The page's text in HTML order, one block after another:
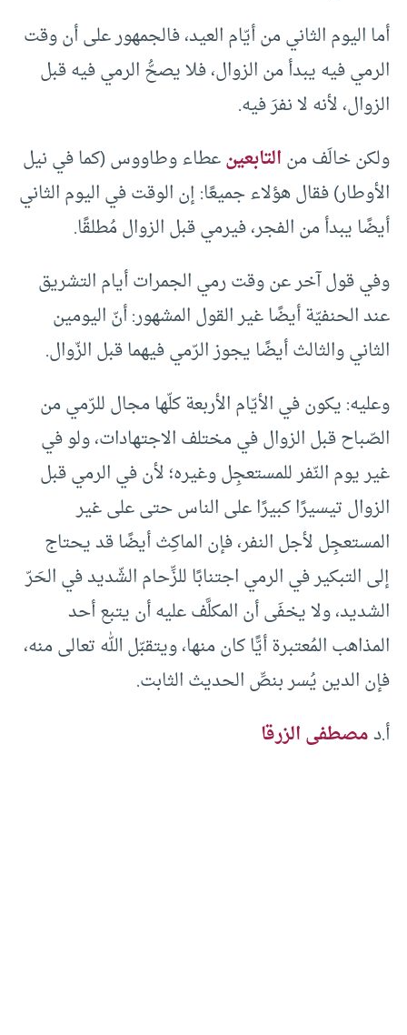
أما اليوم الثاني من أيّام العيد، فالجمهور على أن وقت
الرمي فيه يبدأ من الزوال، فلا يصحُّ الرمي فيه قبل
الزوال، لأنه لا نفرَ فيه.
ولكن خالَف منالتابعينعطاء وطاووس (كما في نيل
الأوطار) فقال هؤلاء جميعًا: إن الوقت في اليوم الثاني
أيضًا يبدأ من الفجر، فيرمي قبل الزوال مُطلقًا.
وفي قول آخر عن وقت رمي الجمرات أيام التشريق
عند الحنفيّة أيضًا غير القول المشهور: أنّ اليومين
الثاني والثالث أيضًا يجوز الرّمي فيهما قبل الزّوال.
وعليه: يكون في الأيّام الأربعة كلّها مجال للرّمي من
الصّباح قبل الزوال في مختلف الاجتهادات، ولو في
غير يوم النّفر للمستعجِل وغيره؛ لأن في الرمي قبل
الزوال تيسيرًا كبيرًا على الناس حتى على غير
المستعجِل لأجل النفر، فإن الماكِث أيضًا قد يحتاج
إلى التبكير في الرمي اجتنابًا للزِّحام الشّديد في الحَرّ
الشديد، ولا يخفَى أن المكلَّف عليه أن يتبع أحد
المذاهب المُعتبرة أيًّا كان منها، ويتقبّل الله تعالى منه،
فإن الدين يُسر بنصِّ الحديث الثابت.
أ.دمصطفى الزرقا